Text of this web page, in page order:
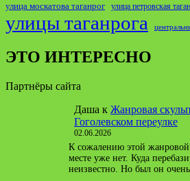
улица москатова таганрог улица петровская
улицы таганрога
ЭТО ИНТЕРЕСНО
Партнёры сайта
Даша к Жанровая
Гоголевском переулке
02.06.2026
К сожалению этой
месте уже нет. Куда
неизвестно. Но был он